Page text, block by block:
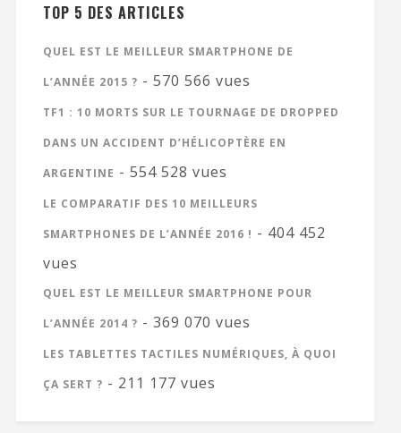
TOP 5 DES ARTICLES
QUEL EST LE MEILLEUR SMARTPHONE DE
L’ANNÉE 2015 ? - 570 566 vues
TF1 : 10 MORTS SUR LE TOURNAGE DE DROPPED
DANS UN ACCIDENT D’HÉLICOPTÈRE EN
ARGENTINE - 554 528 vues
LE COMPARATIF DES 10 MEILLEURS
SMARTPHONES DE L’ANNÉE 2016 ! - 404 452
vues
QUEL EST LE MEILLEUR SMARTPHONE POUR
L’ANNÉE 2014 ? - 369 070 vues
LES TABLETTES TACTILES NUMÉRIQUES, À QUOI
ÇA SERT ? - 211 177 vues